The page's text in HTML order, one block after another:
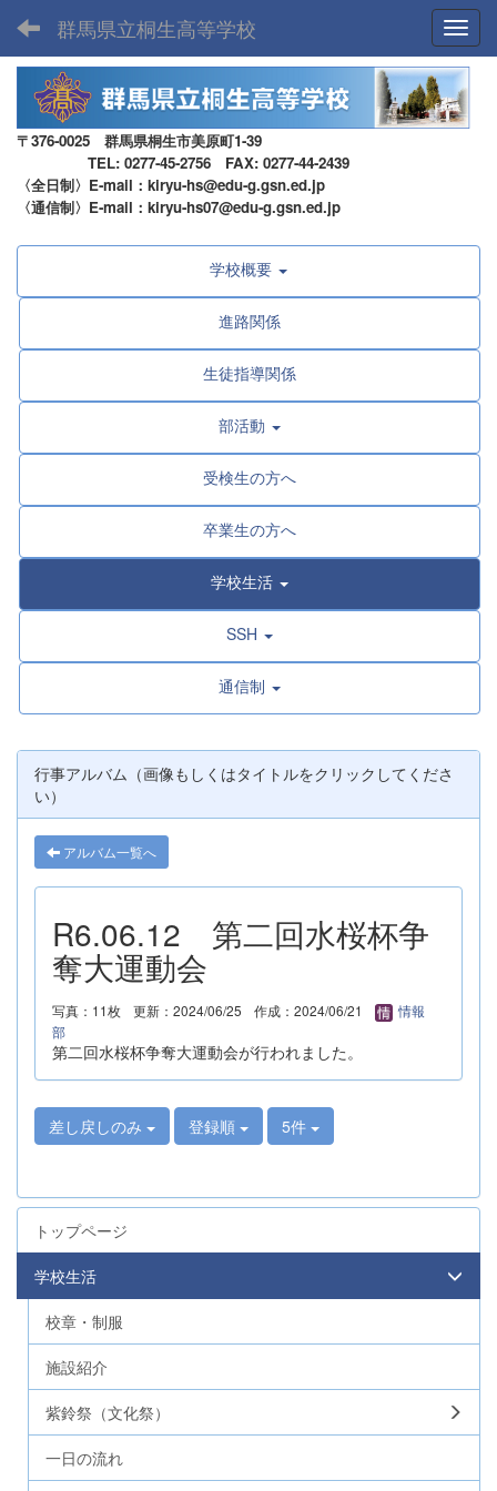
群馬県立桐生高等学校
〒376-0025 群馬県桐生市美原町1-39
TEL: 0277-45-2756 FAX: 0277-44-2439
〈全日制〉E-mail：kiryu-hs@edu-g.gsn.ed.jp
〈通信制〉E-mail：kiryu-hs07@edu-g.gsn.ed.jp
学校概要
進路関係
生徒指導関係
部活動
受検生の方へ
卒業生の方へ
学校生活
SSH
通信制
行事アルバム（画像もしくはタイトルをクリックしてくださ
い）
アルバム一覧へ
R6.06.12 第二回水桜杯争
奪大運動会
写真：11枚 更新：2024/06/25 作成：2024/06/21
情報
部
第二回水桜杯争奪大運動会が行われました。
差し戻しのみ 登録順 5件
トップページ
学校生活
校章・制服
施設紹介
紫鈴祭（文化祭）
一日の流れ